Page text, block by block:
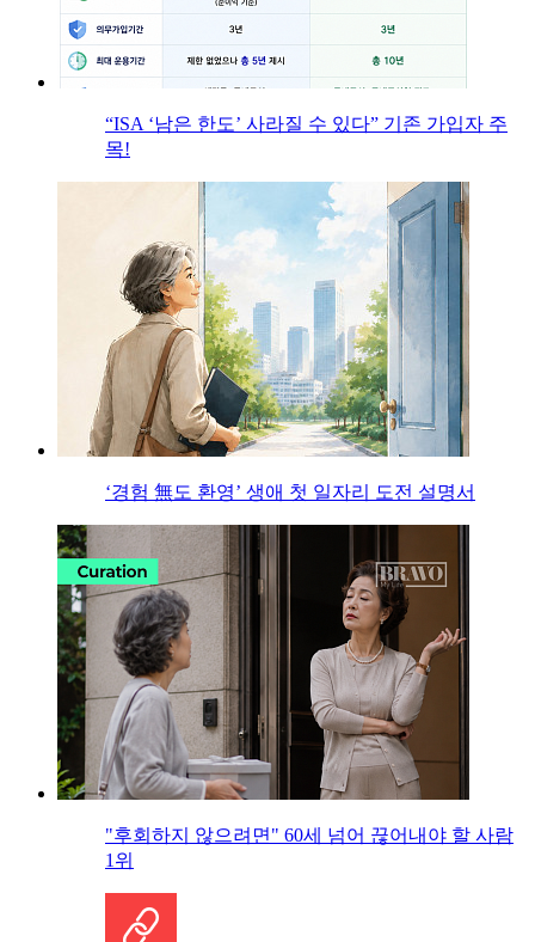
“ISA ‘남은 한도’ 사라질 수 있다” 기존 가입자 주
목!
‘경험 無도 환영’ 생애 첫 일자리 도전 설명서
"후회하지 않으려면" 60세 넘어 끊어내야 할 사람
1위